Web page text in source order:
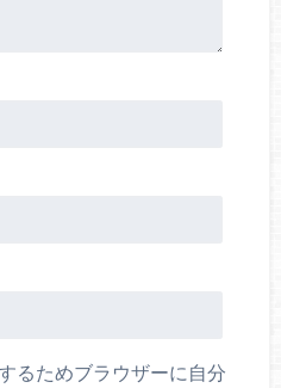
るためブラウザーに自分